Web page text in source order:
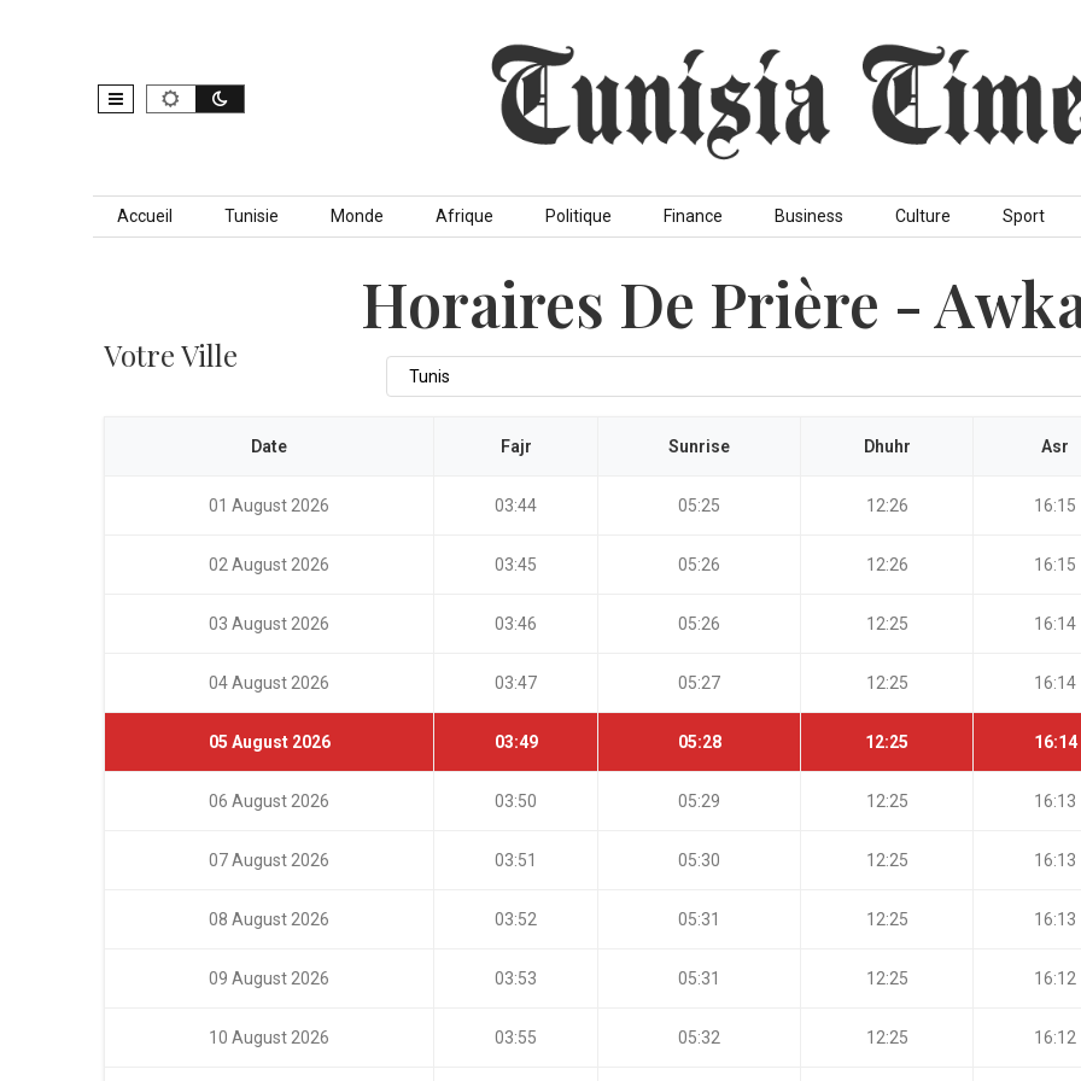
Skip to content
Accueil Tunisie Monde Afrique Politique Finance Business Culture Sport
Horaires De Prière -
Votre Ville
Date Fajr Sunrise Dhuhr Asr
01 August 2026 03:44 05:25 12:26 16:15
02 August 2026 03:45 05:26 12:26 16:15
03 August 2026 03:46 05:26 12:25 16:14
04 August 2026 03:47 05:27 12:25 16:14
05 August 2026 03:49 05:28 12:25 16:14
06 August 2026 03:50 05:29 12:25 16:13
07 August 2026 03:51 05:30 12:25 16:13
08 August 2026 03:52 05:31 12:25 16:13
09 August 2026 03:53 05:31 12:25 16:12
10 August 2026 03:55 05:32 12:25 16:12